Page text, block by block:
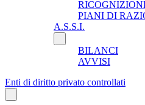
PIANI DI
A.S.S.I.
BILANCI
AVVISI
Enti di diritto privato controllati